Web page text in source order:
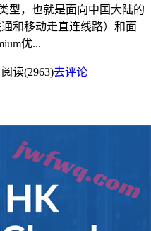
型，也就是面向中国大陆的
和移动走直连线路）和面
优...
阅读(2963)去评论